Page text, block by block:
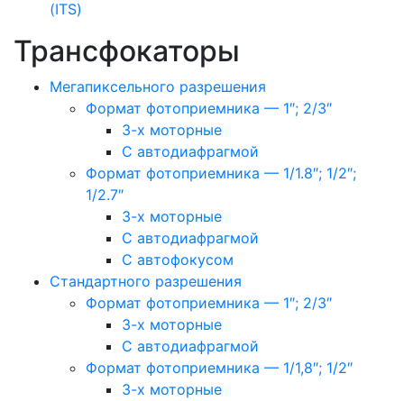
(ITS)
Трансфокаторы
Мегапиксельного разрешения
Формат фотоприемника — 1″; 2/3″
3-х моторные
С автодиафрагмой
Формат фотоприемника — 1/1.8″; 1/2″;
1/2.7″
3-х моторные
С автодиафрагмой
С автофокусом
Стандартного разрешения
Формат фотоприемника — 1″; 2/3″
3-х моторные
С автодиафрагмой
Формат фотоприемника — 1/1,8″; 1/2″
3-х моторные